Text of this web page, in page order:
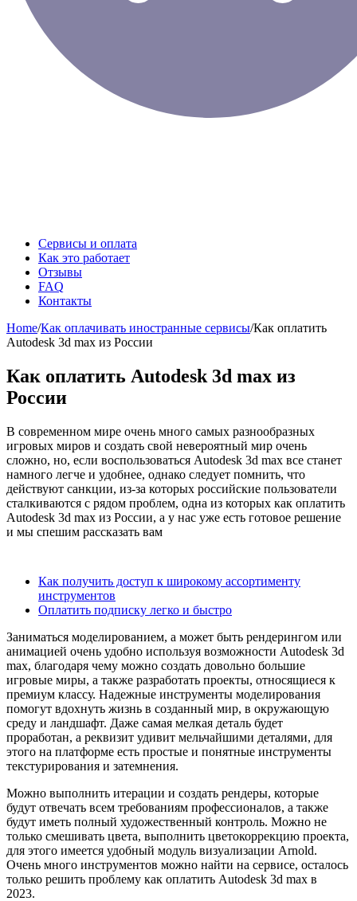
Сервисы и оплата
Как это работает
Отзывы
FAQ
Контакты
Home/Как оплачивать иностранные сервисы/Как оплатить
Autodesk 3d max из России
Как оплатить Autodesk 3d max из
России
В современном мире очень много самых разнообразных
игровых миров и создать свой невероятный мир очень
сложно, но, если воспользоваться Autodesk 3d max все станет
намного легче и удобнее, однако следует помнить, что
действуют санкции, из-за которых российские пользователи
сталкиваются с рядом проблем, одна из которых как оплатить
Autodesk 3d max из России, а у нас уже есть готовое решение
и мы спешим рассказать вам
Как получить доступ к широкому ассортименту
инструментов
Оплатить подписку легко и быстро
Заниматься моделированием, а может быть рендерингом или
анимацией очень удобно используя возможности Autodesk 3d
max, благодаря чему можно создать довольно большие
игровые миры, а также разработать проекты, относящиеся к
премиум классу. Надежные инструменты моделирования
помогут вдохнуть жизнь в созданный мир, в окружающую
среду и ландшафт. Даже самая мелкая деталь будет
проработан, а реквизит удивит мельчайшими деталями, для
этого на платформе есть простые и понятные инструменты
текстурирования и затемнения.
Можно выполнить итерации и создать рендеры, которые
будут отвечать всем требованиям профессионалов, а также
будут иметь полный художественный контроль. Можно не
только смешивать цвета, выполнить цветокоррекцию проекта,
для этого имеется удобный модуль визуализации Arnold.
Очень много инструментов можно найти на сервисе, осталось
только решить проблему как оплатить Autodesk 3d max в
2023.